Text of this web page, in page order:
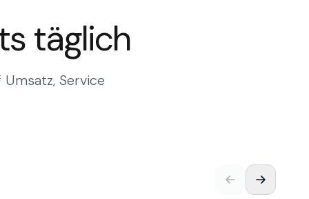
täglich
Service